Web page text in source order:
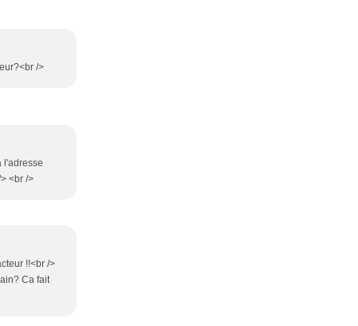
/>
l'adresse
<br />
!!<br />
Ca fait